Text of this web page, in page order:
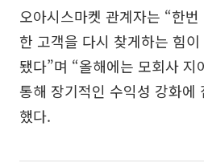
오아시스마켓 관계자는 “한
한 고객을 다시 찾게하는 힘
됐다”며 “올해에는 모회사 지
통해 장기적인 수익성 강화에
했다.